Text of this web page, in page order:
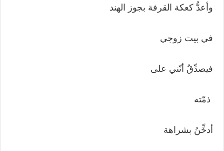
وأعدُّ كعكة القرفة بجوز الهند
في بيت زوجي
فيصدِّقُ أنّني على
ذمّته
أدخِّنُ بشراهة